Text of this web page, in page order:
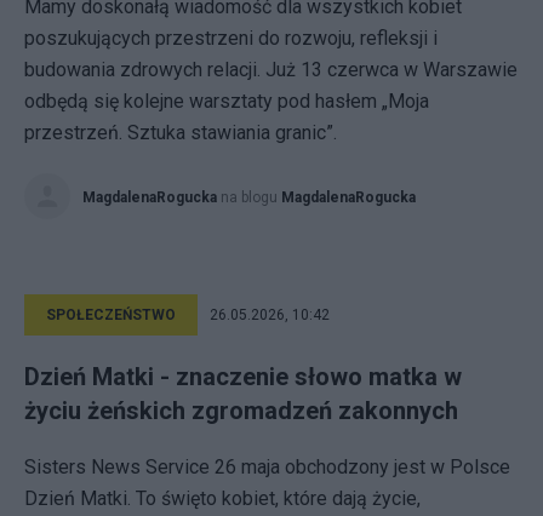
Mamy doskonałą wiadomość dla wszystkich kobiet
poszukujących przestrzeni do rozwoju, refleksji i
budowania zdrowych relacji. Już 13 czerwca w Warszawie
odbędą się kolejne warsztaty pod hasłem „Moja
przestrzeń. Sztuka stawiania granic”.
MagdalenaRogucka na blogu MagdalenaRogucka
SPOŁECZEŃSTWO 26.05.2026, 10:42
Dzień Matki - znaczenie słowo matka w
życiu żeńskich zgromadzeń zakonnych
Sisters News Service 26 maja obchodzony jest w Polsce
Dzień Matki. To święto kobiet, które dają życie,